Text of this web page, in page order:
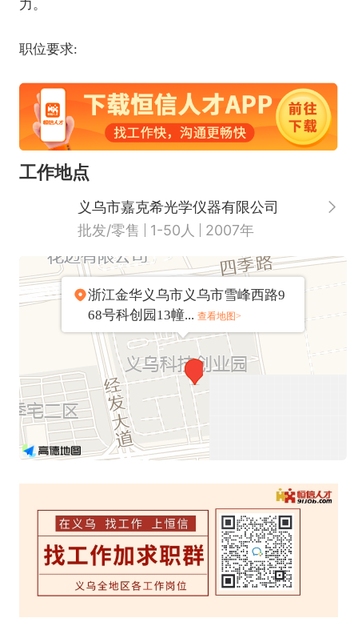
力。
工作地点
义乌市嘉克希光学仪器有限公司
批发/零售
1-50人 2007年
浙江金华义乌市义乌市雪峰西路9
68号科创园13幢...查看地图>